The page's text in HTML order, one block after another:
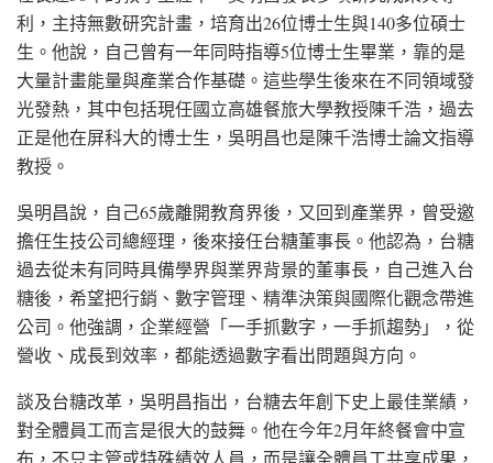
利，主持無數研究計畫，培育出26位博士生與140多位碩士
生。他說，自己曾有一年同時指導5位博士生畢業，靠的是
大量計畫能量與產業合作基礎。這些學生後來在不同領域發
光發熱，其中包括現任國立高雄餐旅大學教授陳千浩，過去
正是他在屏科大的博士生，吳明昌也是陳千浩博士論文指導
教授。
吳明昌說，自己65歲離開教育界後，又回到產業界，曾受邀
擔任生技公司總經理，後來接任台糖董事長。他認為，台糖
過去從未有同時具備學界與業界背景的董事長，自己進入台
糖後，希望把行銷、數字管理、精準決策與國際化觀念帶進
公司。他強調，企業經營「一手抓數字，一手抓趨勢」，從
營收、成長到效率，都能透過數字看出問題與方向。
談及台糖改革，吳明昌指出，台糖去年創下史上最佳業績，
對全體員工而言是很大的鼓舞。他在今年2月年終餐會中宣
布，不只主管或特殊績效人員，而是讓全體員工共享成果，